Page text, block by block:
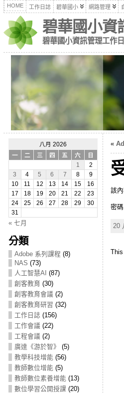
HOME 工作日誌 碧華國小 網路管理
碧華國小資
碧華國小資訊管理工作
八月 2026
一
二 三 四 五 六
日
1
2
3
4 5 6 7 8
9
10
11 12 13 14 15
16
17
18 19 20 21 22
23
24
25 26 27 28 29
30
31
« 七月
分類
Adobe 系列課程 (8)
NAS (73)
人工智慧AI (87)
創客教育 (30)
創客教育會議 (2)
創客教育研習 (32)
工作日誌 (156)
工作會議 (22)
工程會議 (2)
廣達《游於智》
(5)
教學科技增能(56)
教師數位增能(5)
教師數位素養增能(13)
數位學習公開授課 (20)
«
該
密碼
20